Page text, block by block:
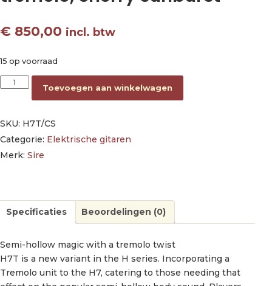
€ 850,00 incl. btw
15 op voorraad
electric archtop guitar with tremolo, cherry sunburst aantal
Toevoegen aan winkelwagen
SKU: H7T/CS
Categorie: Elektrische gitaren
Merk: Sire
Specificaties Beoordelingen (0)
Semi-hollow magic with a tremolo twist
H7T is a new variant in the H series. Incorporating a
Tremolo unit to the H7, catering to those needing that